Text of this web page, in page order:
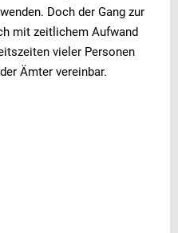
Doch der Gang zur
mit zeitlichem Aufwand
vieler Personen
Ämter vereinbar.